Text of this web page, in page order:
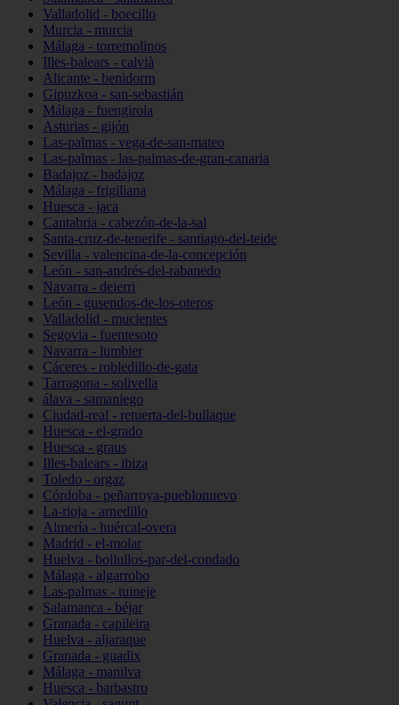
Valladolid - boecillo
Murcia - murcia
Málaga - torremolinos
Illes-balears - calvià
Alicante - benidorm
Gipuzkoa - san-sebastián
Málaga - fuengirola
Asturias - gijón
Las-palmas - vega-de-san-mateo
Las-palmas - las-palmas-de-gran-canaria
Badajoz - badajoz
Málaga - frigiliana
Huesca - jaca
Cantabria - cabezón-de-la-sal
Santa-cruz-de-tenerife - santiago-del-teide
Sevilla - valencina-de-la-concepción
León - san-andrés-del-rabanedo
Navarra - deierri
León - gusendos-de-los-oteros
Valladolid - mucientes
Segovia - fuentesoto
Navarra - lumbier
Cáceres - robledillo-de-gata
Tarragona - solivella
álava - samaniego
Ciudad-real - retuerta-del-bullaque
Huesca - el-grado
Huesca - graus
Illes-balears - ibiza
Toledo - orgaz
Córdoba - peñarroya-pueblonuevo
La-rioja - arnedillo
Almería - huércal-overa
Madrid - el-molar
Huelva - bollullos-par-del-condado
Málaga - algarrobo
Las-palmas - tuineje
Salamanca - béjar
Granada - capileira
Huelva - aljaraque
Granada - guadix
Málaga - manilva
Huesca - barbastro